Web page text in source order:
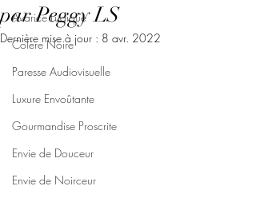
Avarice Ludique
Colère Noire
Paresse Audiovisuelle
Luxure Envoûtante
Gourmandise Proscrite
Envie de Douceur
Envie de Noirceur
par Peggy LS
Dernière mise à jour : 8 avr. 2022